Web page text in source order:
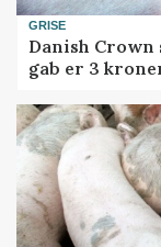
GRISE
Danish
gab er 3